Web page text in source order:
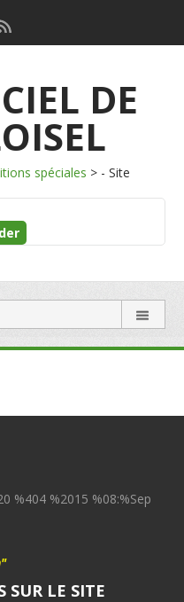
DE
spéciales > - Site
%404 %2015 %08:%Sep
SUR LE SITE